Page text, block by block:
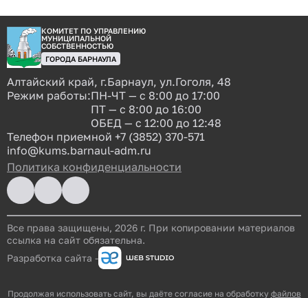
КОМИТЕТ ПО УПРАВЛЕНИЮ
МУНИЦИПАЛЬНОЙ
СОБСТВЕННОСТЬЮ
ГОРОДА БАРНАУЛА
Алтайский край, г.Барнаул, ул.Гоголя, 48
Режим работы:ПН-ЧТ — с 8:00 до 17:00
ПТ — с 8:00 до 16:00
ОБЕД — с 12:00 до 12:48
Телефон приемной +7 (3852) 370-571
info@kums.barnaul-adm.ru
Политика конфиденциальности
Все права защищены, 2026 г. При копировании материалов
ссылка на сайт обязательна.
Разработка сайта -
Продолжая использовать сайт, вы даёте согласие на обработку файлов